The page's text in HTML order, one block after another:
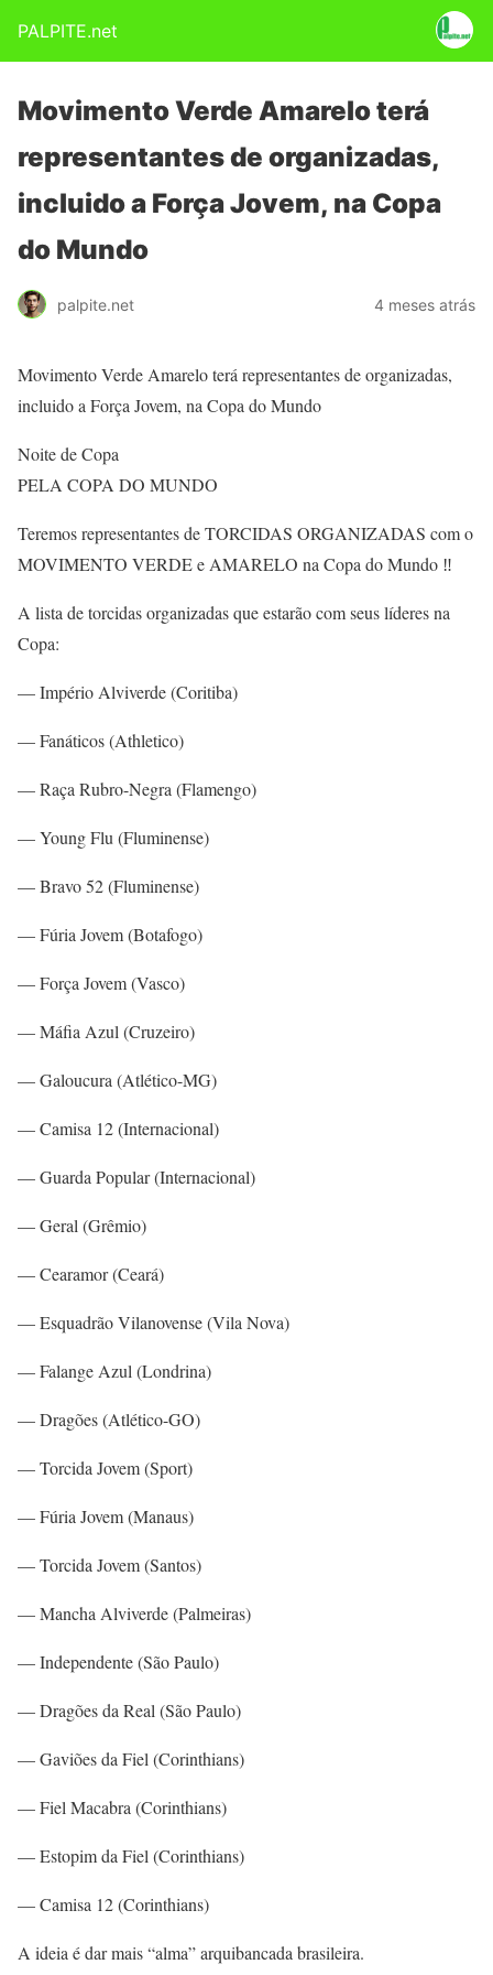
PALPITE.net
Movimento Verde Amarelo terá
representantes de organizadas,
incluido a Força Jovem, na Copa
do Mundo
palpite.net 4 meses atrás
Movimento Verde Amarelo terá representantes de organizadas,
incluido a Força Jovem, na Copa do Mundo
Noite de Copa
PELA COPA DO MUNDO
Teremos representantes de TORCIDAS ORGANIZADAS com o
MOVIMENTO VERDE e AMARELO na Copa do Mundo ‼️
A lista de torcidas organizadas que estarão com seus líderes na
Copa:
— Império Alviverde (Coritiba)
— Fanáticos (Athletico)
— Raça Rubro-Negra (Flamengo)
— Young Flu (Fluminense)
— Bravo 52 (Fluminense)
— Fúria Jovem (Botafogo)
— Força Jovem (Vasco)
— Máfia Azul (Cruzeiro)
— Galoucura (Atlético-MG)
— Camisa 12 (Internacional)
— Guarda Popular (Internacional)
— Geral (Grêmio)
— Cearamor (Ceará)
— Esquadrão Vilanovense (Vila Nova)
— Falange Azul (Londrina)
— Dragões (Atlético-GO)
— Torcida Jovem (Sport)
— Fúria Jovem (Manaus)
— Torcida Jovem (Santos)
— Mancha Alviverde (Palmeiras)
— Independente (São Paulo)
— Dragões da Real (São Paulo)
— Gaviões da Fiel (Corinthians)
— Fiel Macabra (Corinthians)
— Estopim da Fiel (Corinthians)
— Camisa 12 (Corinthians)
A ideia é dar mais “alma” arquibancada brasileira.